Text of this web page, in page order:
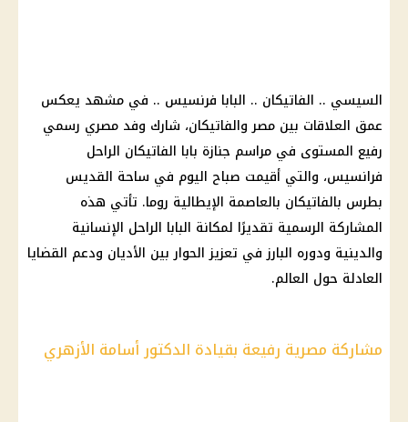
السيسي .. الفاتيكان .. البابا فرنسيس .. في مشهد يعكس
عمق العلاقات بين مصر والفاتيكان، شارك وفد مصري رسمي
رفيع المستوى في مراسم جنازة بابا الفاتيكان الراحل
فرانسيس، والتي أقيمت صباح اليوم في ساحة القديس
بطرس بالفاتيكان بالعاصمة الإيطالية روما. تأتي هذه
المشاركة الرسمية تقديرًا لمكانة البابا الراحل الإنسانية
والدينية ودوره البارز في تعزيزالحوار بين الأديان ودعم القضايا
العادلة حول العالم.
مشاركة مصرية رفيعة بقيادة الدكتور أسامة الأزهري